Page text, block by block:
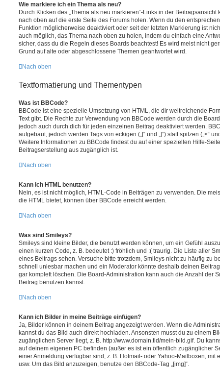
Wie markiere ich ein Thema als neu?
Durch Klicken des „Thema als neu markieren“-Links in der
nach oben auf die erste Seite des Forums holen. Wenn du den
Funktion möglicherweise deaktiviert oder seit der letzten Markierung ist
auch möglich, das Thema nach oben zu holen, indem du einfach eine
sicher, dass du die Regeln dieses Boards beachtest! Es wird meist nicht
Grund auf alte oder abgeschlossene Themen geantwortet wird.
Nach oben
Textformatierung und Thementypen
Was ist BBCode?
BBCode ist eine spezielle Umsetzung von HTML, die dir weitreichende
Text gibt. Die Rechte zur Verwendung von BBCode werden durch die
jedoch auch durch dich für jeden einzelnen Beitrag deaktiviert werden.
aufgebaut, jedoch werden Tags von eckigen („[“ und „]“) statt spitzen („<“
Weitere Informationen zu BBCode findest du auf einer speziellen Hilfe-
Beitragserstellung aus zugänglich ist.
Nach oben
Kann ich HTML benutzen?
Nein, es ist nicht möglich, HTML-Code in Beiträgen zu verwenden. Die
die HTML bietet, können über BBCode erreicht werden.
Nach oben
Was sind Smileys?
Smileys sind kleine Bilder, die benutzt werden können, um ein Gefühl
einen kurzen Code, z. B. bedeutet :) fröhlich und :( traurig. Die Liste aller
eines Beitrags sehen. Versuche bitte trotzdem, Smileys nicht zu häufig zu
schnell unlesbar machen und ein Moderator könnte deshalb deinen
gar komplett löschen. Die Board-Administration kann auch die Anzahl der
Beitrag benutzen kannst.
Nach oben
Kann ich Bilder in meine Beiträge einfügen?
Ja, Bilder können in deinem Beitrag angezeigt werden. Wenn die
kannst du das Bild auch direkt hochladen. Ansonsten musst du zu einem
zugänglichen Server liegt, z. B. http://www.domain.tld/mein-bild.gif. Du
auf deinem eigenen PC befinden (außer es ist ein öffentlich zugänglicher
einer Anmeldung verfügbar sind, z. B. Hotmail- oder Yahoo-Mailboxen, mit
usw. Um das Bild anzuzeigen, benutze den BBCode-Tag „[img]“.